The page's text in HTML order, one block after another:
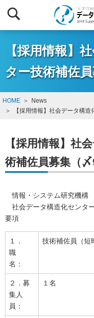
【採用情報】
ター技術補佐
HOME
News
【採用情報】社会データ構
【採用情報】社
術補佐員募集（〆
情報・システム研究機構
社会データ構造化センタ
要項
１．
職
名：
技術補佐員（短
２．募
集人
員：
１名